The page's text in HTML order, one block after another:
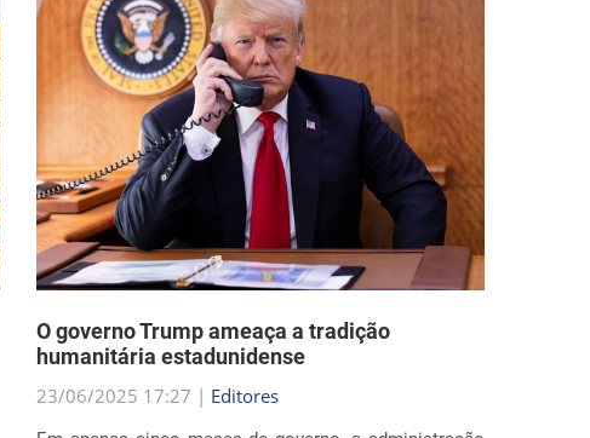
O governo Trump ameaça a tradição
humanitária estadunidense
23/06/2025 17:27 |Editores
Trump vem promovendo uma mudança drástica na